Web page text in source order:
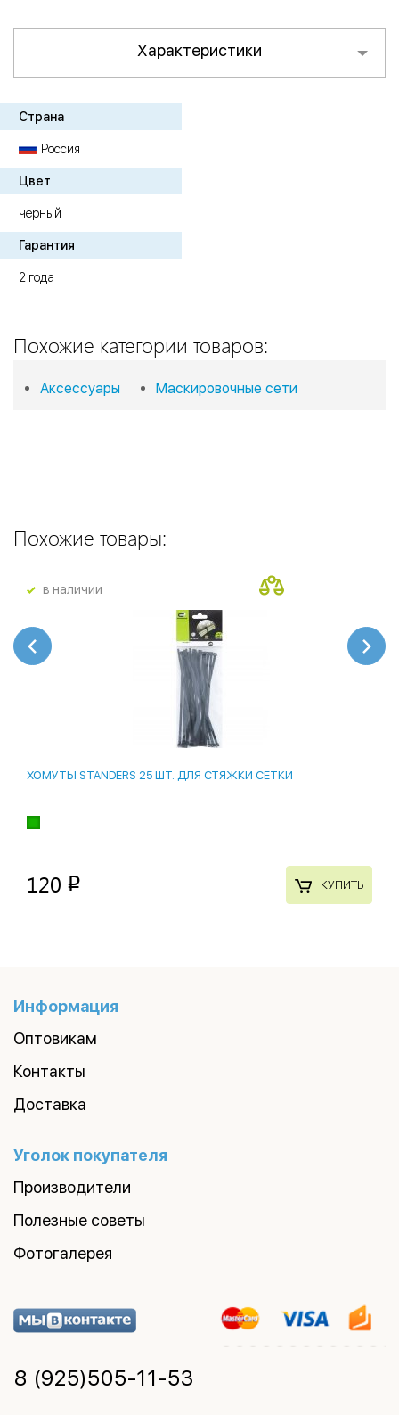
Характеристики
Страна
Россия
Цвет
черный
Гарантия
2 года
Похожие категории товаров:
Аксессуары Маскировочные сети
Похожие товары:
в наличии
ХОМУТЫ STANDERS 25 ШТ. ДЛЯ СТЯЖКИ СЕТКИ
120 p КУПИТЬ
Информация
Оптовикам
Контакты
Доставка
Уголок покупателя
Производители
Полезные советы
Фотогалерея
8 (925)505-11-53